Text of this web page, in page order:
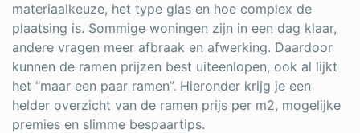
Vochtbestrijding
Warmtepomp
Zonnepanelen
Zonwering
materiaalkeuze, het type glas en hoe complex de
plaatsing is. Sommige woningen zijn in een dag klaar,
andere vragen meer afbraak en afwerking. Daardoor
kunnen de ramen prijzen best uiteenlopen, ook al lijkt
het “maar een paar ramen”. Hieronder krijg je een
helder overzicht van de ramen prijs per m2, mogelijke
premies en slimme bespaartips.